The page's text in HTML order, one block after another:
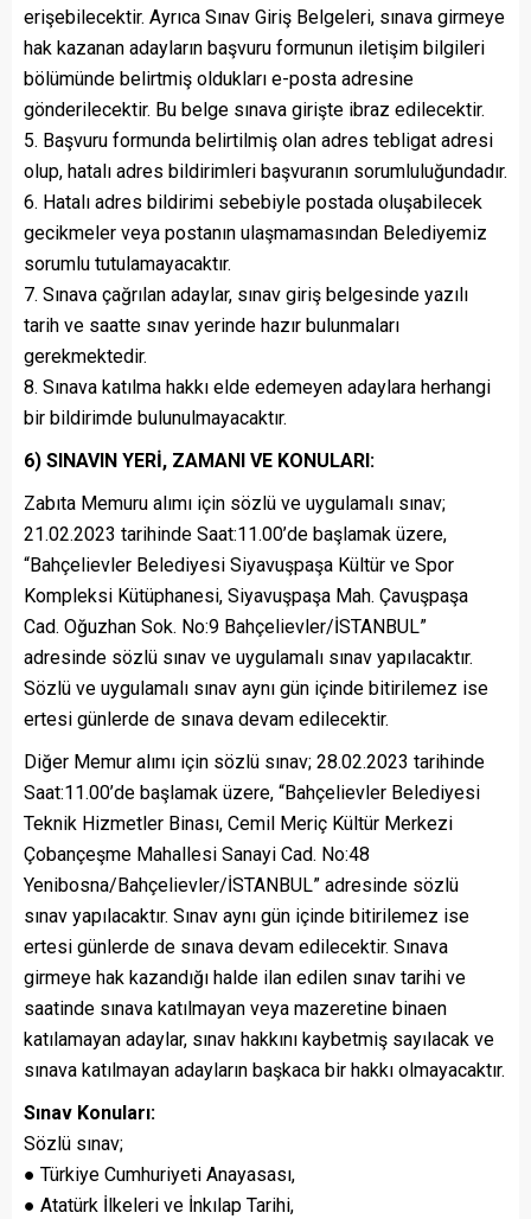
erişebilecektir. Ayrıca Sınav Giriş Belgeleri, sınava girmeye
hak kazanan adayların başvuru formunun iletişim bilgileri
bölümünde belirtmiş oldukları e-posta adresine
gönderilecektir. Bu belge sınava girişte ibraz edilecektir.
5. Başvuru formunda belirtilmiş olan adres tebligat adresi
olup, hatalı adres bildirimleri başvuranın sorumluluğundadır.
6. Hatalı adres bildirimi sebebiyle postada oluşabilecek
gecikmeler veya postanın ulaşmamasından Belediyemiz
sorumlu tutulamayacaktır.
7. Sınava çağrılan adaylar, sınav giriş belgesinde yazılı
tarih ve saatte sınav yerinde hazır bulunmaları
gerekmektedir.
8. Sınava katılma hakkı elde edemeyen adaylara herhangi
bir bildirimde bulunulmayacaktır.
6) SINAVIN YERİ, ZAMANI VE KONULARI:
Zabıta Memuru alımı için sözlü ve uygulamalı sınav;
21.02.2023 tarihinde Saat:11.00’de başlamak üzere,
“Bahçelievler Belediyesi Siyavuşpaşa Kültür ve Spor
Kompleksi Kütüphanesi, Siyavuşpaşa Mah. Çavuşpaşa
Cad. Oğuzhan Sok. No:9 Bahçelievler/İSTANBUL”
adresinde sözlü sınav ve uygulamalı sınav yapılacaktır.
Sözlü ve uygulamalı sınav aynı gün içinde bitirilemez ise
ertesi günlerde de sınava devam edilecektir.
Diğer Memur alımı için sözlü sınav; 28.02.2023 tarihinde
Saat:11.00’de başlamak üzere, “Bahçelievler Belediyesi
Teknik Hizmetler Binası, Cemil Meriç Kültür Merkezi
Çobançeşme Mahallesi Sanayi Cad. No:48
Yenibosna/Bahçelievler/İSTANBUL” adresinde sözlü
sınav yapılacaktır. Sınav aynı gün içinde bitirilemez ise
ertesi günlerde de sınava devam edilecektir. Sınava
girmeye hak kazandığı halde ilan edilen sınav tarihi ve
saatinde sınava katılmayan veya mazeretine binaen
katılamayan adaylar, sınav hakkını kaybetmiş sayılacak ve
sınava katılmayan adayların başkaca bir hakkı olmayacaktır.
Sınav Konuları:
Sözlü sınav;
● Türkiye Cumhuriyeti Anayasası,
● Atatürk İlkeleri ve İnkılap Tarihi,